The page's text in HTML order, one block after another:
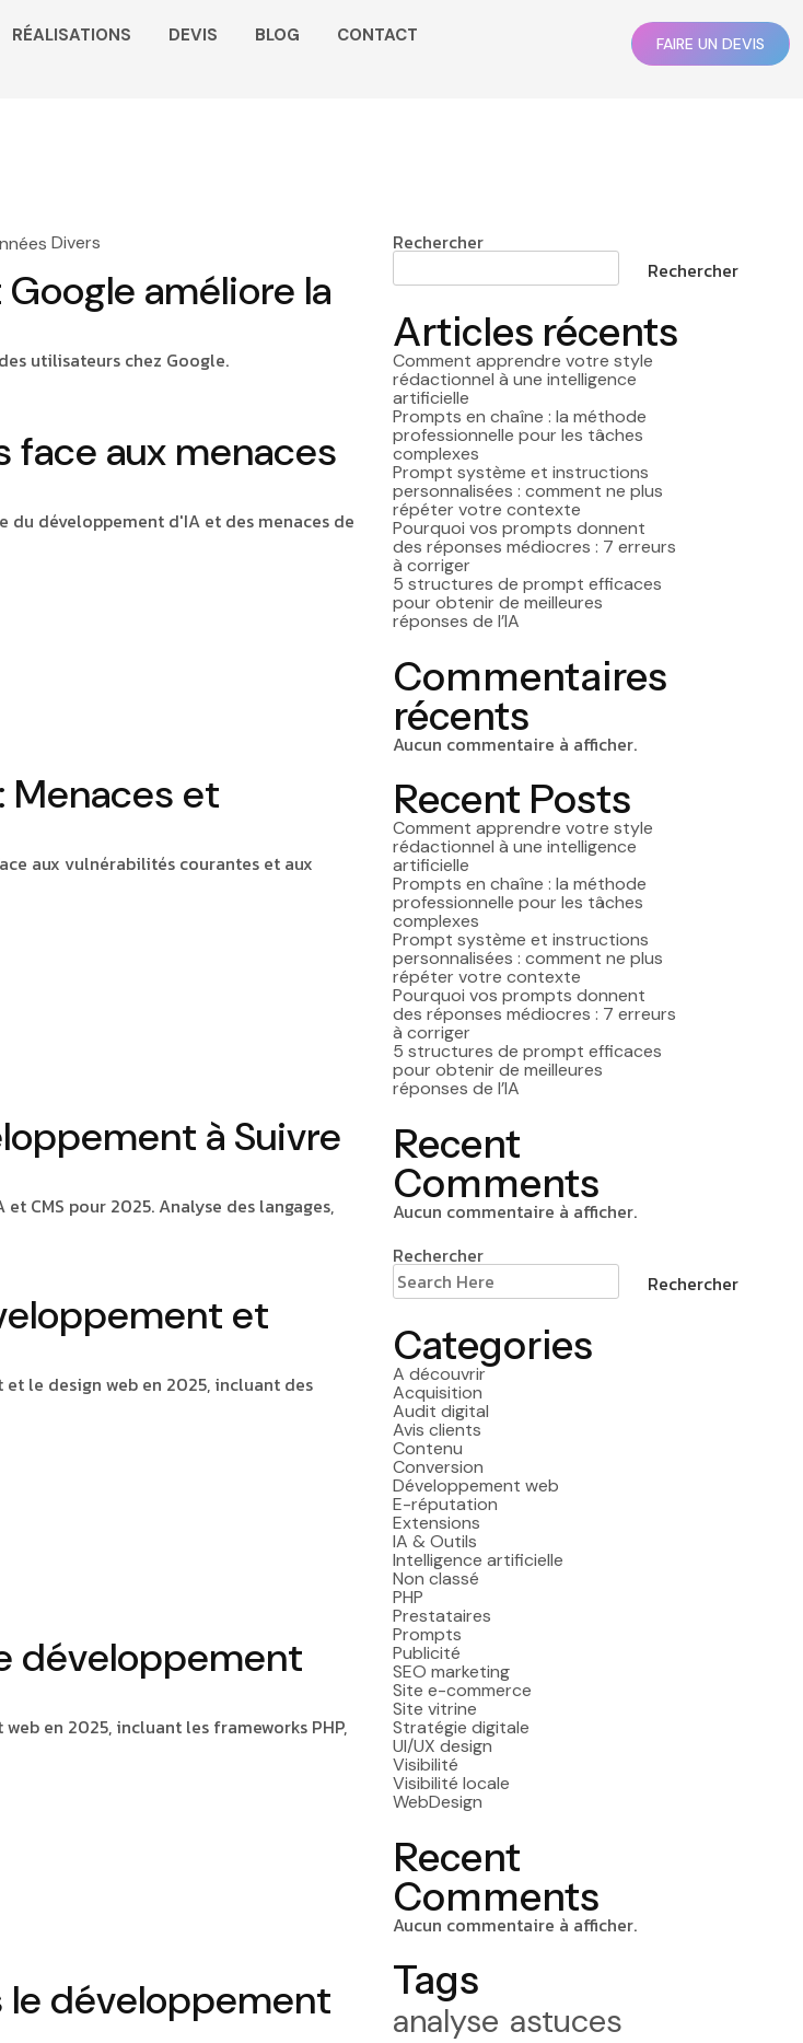
RÉALISATIONS DEVIS BLOG CONTACT FAIRE UN DEVIS
Divers
améliore la
utilisateurs chez Google.
face aux menaces
du développement d'IA et des menaces de
Menaces et
aux vulnérabilités courantes et aux
à Suivre
CMS pour 2025. Analyse des langages,
et
le design web en 2025, incluant des
développement
en 2025, incluant les frameworks PHP,
le développement
Rechercher
Rechercher
Articles récents
Comment apprendre votre style
rédactionnel à une intelligence
artificielle
Prompts en chaîne : la méthode
professionnelle pour les tâches
complexes
Prompt système et instructions
personnalisées : comment ne plus
répéter votre contexte
Pourquoi vos prompts donnent
des réponses médiocres : 7 erreurs
à corriger
5 structures de prompt efficaces
pour obtenir de meilleures
réponses de l’IA
Commentaires
récents
Aucun commentaire à afficher.
Recent Posts
Comment apprendre votre style
rédactionnel à une intelligence
artificielle
Prompts en chaîne : la méthode
professionnelle pour les tâches
complexes
Prompt système et instructions
personnalisées : comment ne plus
répéter votre contexte
Pourquoi vos prompts donnent
des réponses médiocres : 7 erreurs
à corriger
5 structures de prompt efficaces
pour obtenir de meilleures
réponses de l’IA
Recent
Comments
Aucun commentaire à afficher.
Rechercher
Rechercher
Categories
A découvrir
Acquisition
Audit digital
Avis clients
Contenu
Conversion
Développement web
E-réputation
Extensions
IA & Outils
Intelligence artificielle
Non classé
PHP
Prestataires
Prompts
Publicité
SEO marketing
Site e-commerce
Site vitrine
Stratégie digitale
UI/UX design
Visibilité
Visibilité locale
WebDesign
Recent
Comments
Aucun commentaire à afficher.
Tags
analyse astuces